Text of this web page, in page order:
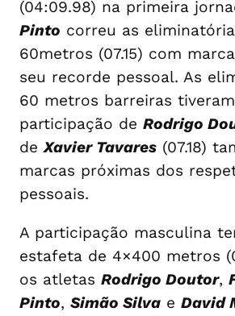
(04:09.98) na primeira
Pinto correu as
60metros (07.15) com
seu recorde pessoal. As
60 metros barreiras
participação de Rodrigo
deXavier Tavares (07.18)
marcas próximas dos
pessoais.
A participação masculina
estafeta de 4×400 metros
os atletas Rodrigo Doutor,
Pinto, Simão Silva e David